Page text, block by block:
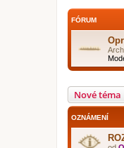
FÓRUM
Nové téma
OZNÁMENÍ